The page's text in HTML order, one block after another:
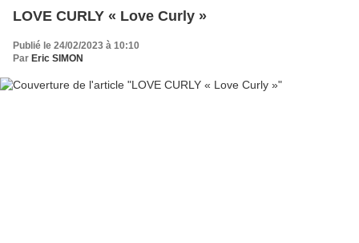
LOVE CURLY « Love Curly »
Publié le 24/02/2023 à 10:10
Par Eric SIMON